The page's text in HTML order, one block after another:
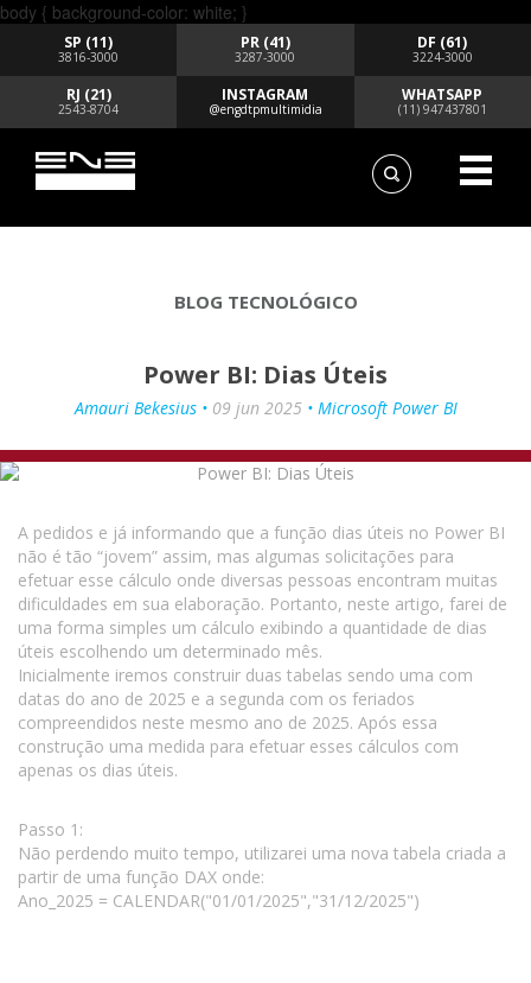
body { background-color: white; }
SP (11)
3816-3000
PR (41)
3287-3000
DF (61)
3224-3000
RJ (21)
2543-8704
INSTAGRAM
@engdtpmultimidia
WHATSAPP
(11) 947437801
BLOG TECNOLÓGICO
Power BI: Dias Úteis
Amauri Bekesius • 09 jun 2025• Microsoft Power BI
A pedidos e já informando que a função dias úteis no Power BI
não é tão “jovem” assim, mas algumas solicitações para
efetuar esse cálculo onde diversas pessoas encontram muitas
dificuldades em sua elaboração. Portanto, neste artigo, farei de
uma forma simples um cálculo exibindo a quantidade de dias
úteis escolhendo um determinado mês.
Inicialmente iremos construir duas tabelas sendo uma com
datas do ano de 2025 e a segunda com os feriados
compreendidos neste mesmo ano de 2025. Após essa
construção uma medida para efetuar esses cálculos com
apenas os dias úteis.
Passo 1:
Não perdendo muito tempo, utilizarei uma nova tabela criada a
partir de uma função DAX onde:
Ano_2025 = CALENDAR("01/01/2025","31/12/2025")